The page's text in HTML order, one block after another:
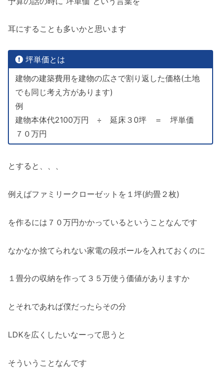
耳にすることも多いかと思います
坪単価とは
建物の建築費用を建物の広さで割り返した価格(土地
でも同じ考え方があります)
例
建物本体代2100万円 ÷ 延床３0坪 ＝ 坪単価
７０万円
とすると、、、
例えばファミリークローゼットを１坪(約畳２枚)
を作るには７０万円かかっているということなんです
なかなか捨てられない家電の段ボールを入れておくのに
１畳分の収納を作って３５万使う価値がありますか
とそれであれば僕だったらその分
LDKを広くしたいなーって思うと
そういうことなんです